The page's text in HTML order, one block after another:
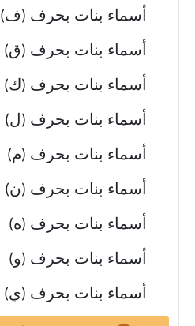
أسماء بنات بحرف (ف)
أسماء بنات بحرف (ق)
أسماء بنات بحرف (ك)
أسماء بنات بحرف (ل)
أسماء بنات بحرف (م)
أسماء بنات بحرف (ن)
أسماء بنات بحرف (ه)
أسماء بنات بحرف (و)
أسماء بنات بحرف (ي)